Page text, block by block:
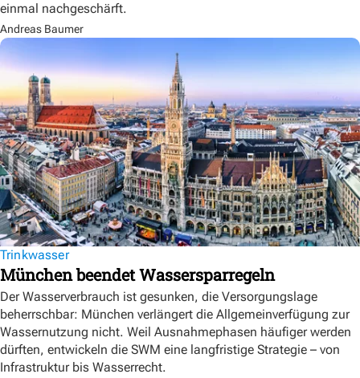
einmal nachgeschärft.
Andreas Baumer
Trinkwasser
München beendet Wassersparregeln
Der Wasserverbrauch ist gesunken, die Versorgungslage
beherrschbar: München verlängert die Allgemeinverfügung zur
Wassernutzung nicht. Weil Ausnahmephasen häufiger werden
dürften, entwickeln die SWM eine langfristige Strategie – von
Infrastruktur bis Wasserrecht.